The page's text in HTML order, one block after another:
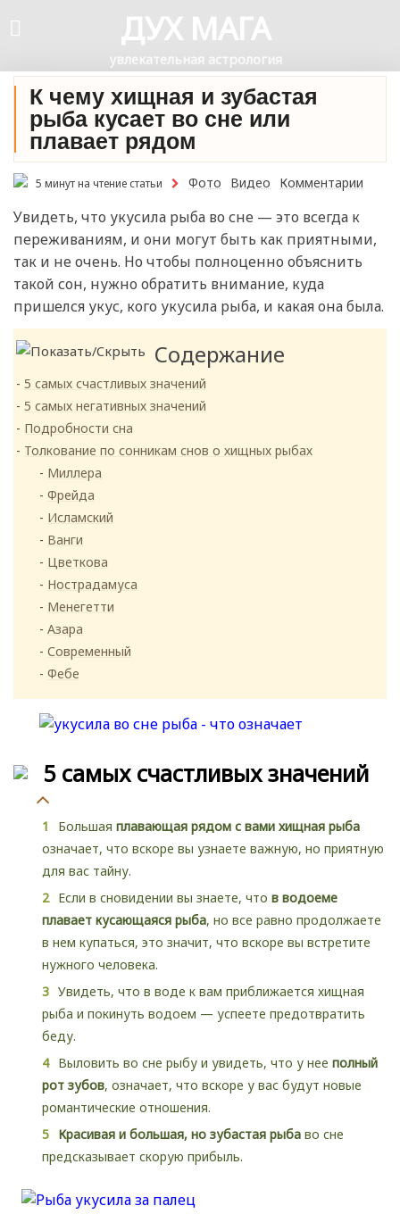
ДУХ МАГА
увлекательная астрология
К чему хищная и зубастая
рыба кусает во сне или
плавает рядом
5 минут на чтение статьи Фото Видео Комментарии
Увидеть, что укусила рыба во сне — это всегда к
переживаниям, и они могут быть как приятными,
так и не очень. Но чтобы полноценно объяснить
такой сон, нужно обратить внимание, куда
пришелся укус, кого укусила рыба, и какая она была.
Содержание
5 самых счастливых значений
5 самых негативных значений
Подробности сна
Толкование по сонникам снов о хищных рыбах
Миллера
Фрейда
Исламский
Ванги
Цветкова
Нострадамуса
Менегетти
Азара
Современный
Фебе
5 самых счастливых значений
Большая плавающая рядом с вами хищная рыба
означает, что вскоре вы узнаете важную, но приятную
для вас тайну.
Если в сновидении вы знаете, что в водоеме
плавает кусающаяся рыба, но все равно продолжаете
в нем купаться, это значит, что вскоре вы встретите
нужного человека.
Увидеть, что в воде к вам приближается хищная
рыба и покинуть водоем — успеете предотвратить
беду.
Выловить во сне рыбу и увидеть, что у нее полный
рот зубов, означает, что вскоре у вас будут новые
романтические отношения.
Красивая и большая, но зубастая рыба во сне
предсказывает скорую прибыль.